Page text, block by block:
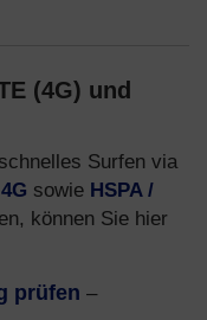
(4G) und
Surfen via
sowie HSPA /
können Sie hier
prüfen –